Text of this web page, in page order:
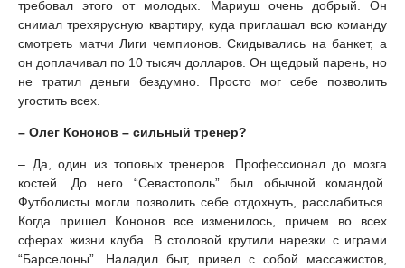
требовал этого от молодых. Мариуш очень добрый. Он
снимал трехярусную квартиру, куда приглашал всю команду
смотреть матчи Лиги чемпионов. Скидывались на банкет, а
он доплачивал по 10 тысяч долларов. Он щедрый парень, но
не тратил деньги бездумно. Просто мог себе позволить
угостить всех.
– Олег Кононов – сильный тренер?
– Да, один из топовых тренеров. Профессионал до мозга
костей. До него “Севастополь” был обычной командой.
Футболисты могли позволить себе отдохнуть, расслабиться.
Когда пришел Кононов все изменилось, причем во всех
сферах жизни клуба. В столовой крутили нарезки с играми
“Барселоны”. Наладил быт, привел с собой массажистов,